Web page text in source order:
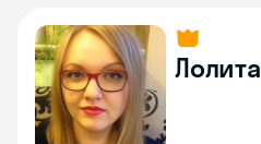
Лолита